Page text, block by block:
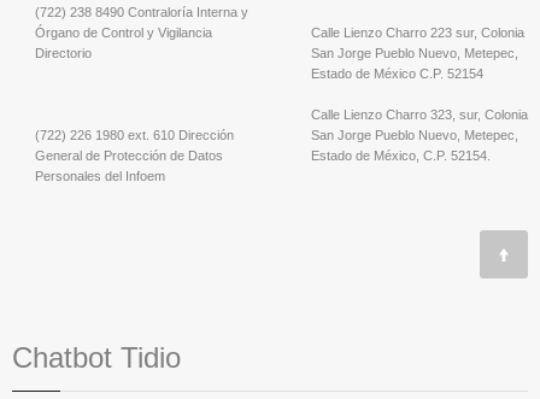
(722) 238 8490 Contraloría Interna y
Órgano de Control y Vigilancia
Directorio
(722) 226 1980 ext. 610 Dirección
General de Protección de Datos
Personales del Infoem
Calle Lienzo Charro 223 sur, Colonia
San Jorge Pueblo Nuevo, Metepec,
Estado de México C.P. 52154
Calle Lienzo Charro 323, sur, Colonia
San Jorge Pueblo Nuevo, Metepec,
Estado de México, C.P. 52154.
Chatbot Tidio